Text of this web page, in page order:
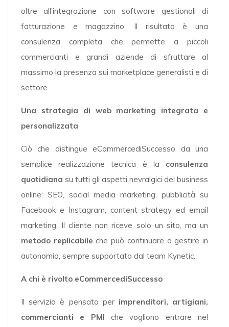
oltre all’integrazione con software gestionali di
fatturazione e magazzino. Il risultato è una
consulenza completa che permette a piccoli
commercianti e grandi aziende di sfruttare al
massimo la presenza sui marketplace generalisti e di
settore.
Una strategia di web marketing integrata e
personalizzata
Ciò che distingue eCommercediSuccesso da una
semplice realizzazione tecnica è la consulenza
quotidiana su tutti gli aspetti nevralgici del business
online: SEO, social media marketing, pubblicità su
Facebook e Instagram, content strategy ed email
marketing. Il cliente non riceve solo un sito, ma un
metodo replicabile che può continuare a gestire in
autonomia, sempre supportato dal team Kynetic.
A chi è rivolto eCommercediSuccesso
Il servizio è pensato per imprenditori, artigiani,
commercianti e PMI che vogliono entrare nel